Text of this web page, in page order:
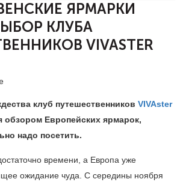
ЯРМАРКИ
КЛУБА
VIVASTER
клуб путешественников VIVAster
обзором Европейских ярмарок,
надо посетить.
времени, а Европа уже
ожидание чуда. С середины ноября